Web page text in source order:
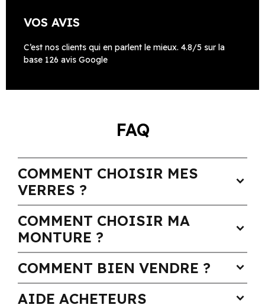
VOS AVIS
C’est nos clients qui en parlent le mieux. 4.8/5 sur la
base 126 avis Google
FAQ
COMMENT CHOISIR MES
VERRES ?
expand_more
COMMENT CHOISIR MA
MONTURE ?
expand_more
COMMENT BIEN VENDRE ? expand_more
AIDE ACHETEURS expand_more